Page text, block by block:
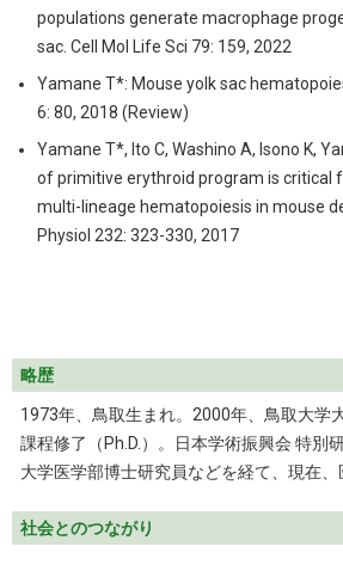
populations generate macrophage
sac. Cell Mol Life Sci 79: 159, 2022
Yamane T*: Mouse yolk sac
6: 80, 2018 (Review)
Yamane T*, Ito C, Washino A, Isono K,
of primitive erythroid program is critical
multi-lineage hematopoiesis in mouse
Physiol 232: 323-330, 2017
略歴
1973年、鳥取生まれ。2000年、鳥取大学
課程修了（Ph.D.）。日本学術振興会 特別
大学医学部博士研究員などを経て、現在、
社会とのつながり